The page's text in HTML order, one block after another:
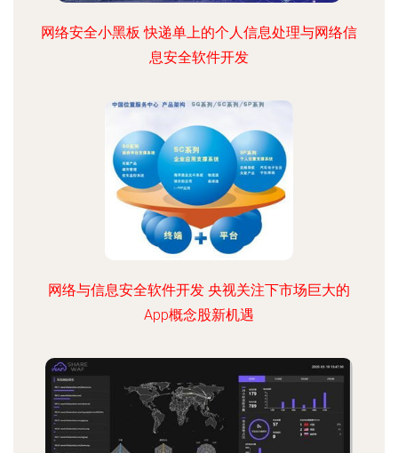
网络安全小黑板 快递单上的个人信息处理与网络信
息安全软件开发
网络与信息安全软件开发 央视关注下市场巨大的
App概念股新机遇